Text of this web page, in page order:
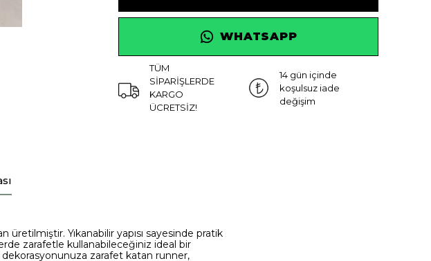
WHATSAPP
TÜM
SİPARİŞLERDE
KARGO
ÜCRETSİZ!
14 gün içinde
koşulsuz iade
değişim
üretilmiştir. Yıkanabilir yapısı sayesinde pratik
zarafetle kullanabileceğiniz ideal bir
dekorasyonunuza zarafet katan runner,